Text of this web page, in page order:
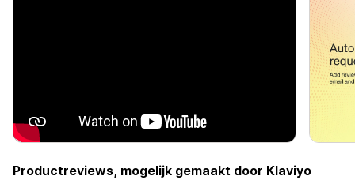
Productreviews, mogelijk gemaakt door Klaviyo